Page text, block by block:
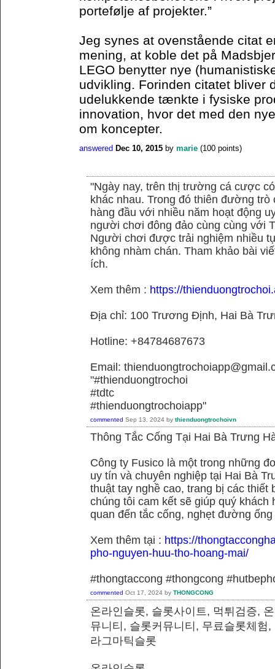
portefølje af projekter.”
Jeg synes at ovenstående citat
mening, at koble det på
LEGO benytter nye
udvikling. Forinden citatet bliver
udelukkende tænkte i fysiske
innovation, hvor det med den
om koncepter.
answered Dec 10, 2015 by marie (100 points)
"Ngày nay, trên thị trường cá cược
khác nhau. Trong đó thiên đường
hàng đầu với nhiều năm hoạt động
người chơi đông đảo cùng cùng với
Người chơi được trải nghiệm nhiều
không nhàm chán. Tham khảo bài
ích.
Xem thêm : https://
Địa chỉ: 100 Trương Định, Hai Bà
Hotline: +84784687673
Email:
"#thienduongtrochoi
#tdtc
#thienduongtrochoiapp"
commented Sep 13, 2024 by thienduongtrochoivn
Thông Tắc Cống Tại Hai Bà Trưng
Công ty Fusico là một trong những
uy tín và chuyên nghiệp tại Hai Bà
thuật tay nghề cao, trang bị các thiết
chúng tôi cam kết sẽ giúp quý
quan đến tắc cống, nghẹt đường
Xem thêm tại : https://
pho-nguyen-huu-tho-hoang-mai/
#thongtaccong #thongcong
commented Oct 17, 2024 by THONGCONG
온라인슬롯, 슬롯사이트, 먹튀검증,
뮤니티, 슬롯커뮤니티, 무료슬롯체험
라그마틱슬롯